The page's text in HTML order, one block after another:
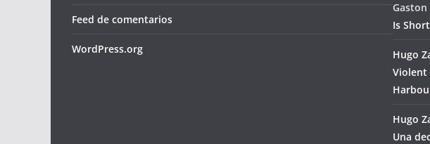
Feed de comentarios
WordPress.org
Gaston
Is Short
Hugo
Violent
Hugo
Una